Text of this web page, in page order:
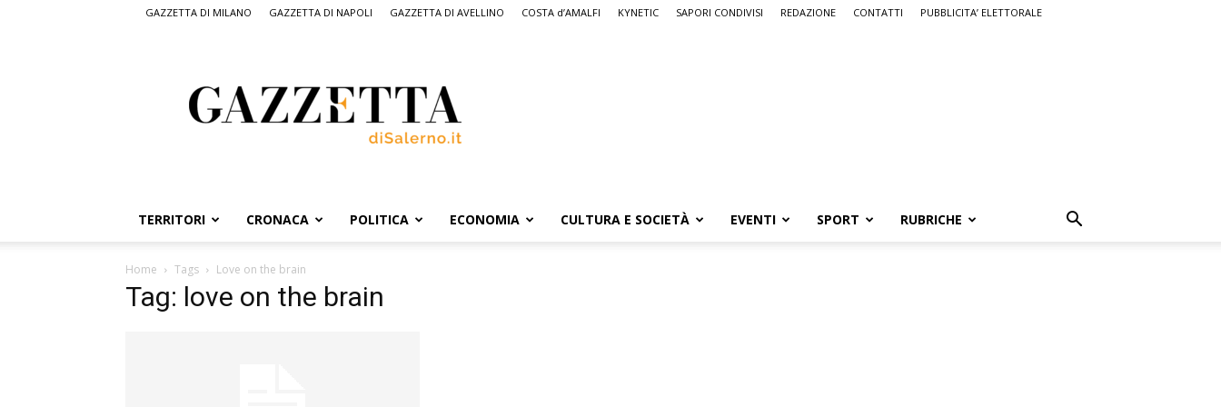
GAZZETTA DI MILANO GAZZETTA DI NAPOLI GAZZETTA DI AVELLINO COSTA d’AMALFI KYNETIC SAPORI CONDIVISI REDAZIONE CONTATTI PUBBLICITA’ ELETTORALE
Salerno,
il
quotidiano
Salerno
TERRITORI CRONACA POLITICA ECONOMIA CULTURA E SOCIETÀ EVENTI SPORT RUBRICHE
Home Tags Love on the brain
Tag: love on the brain